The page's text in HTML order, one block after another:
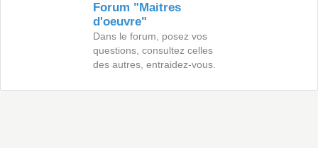
Forum "Maitres
d'oeuvre"
Dans le forum, posez vos
questions, consultez celles
des autres, entraidez-vous.